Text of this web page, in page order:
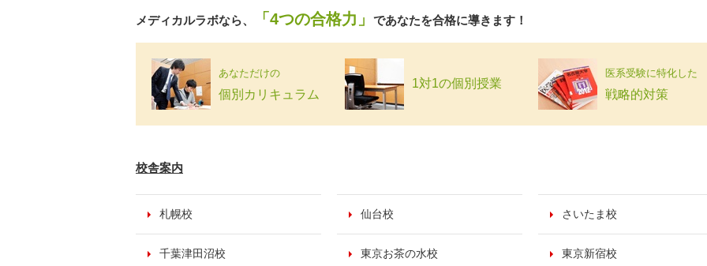
メディカルラボなら、 「4つの合格力」 であなたを合格に導きます！
あなただけの
個別カリキュラム
1対1の個別授業
医系受験に特化した
戦略的対策
校舎案内
札幌校 仙台校 さいたま校
千葉津田沼校 東京お茶の水校 東京新宿校